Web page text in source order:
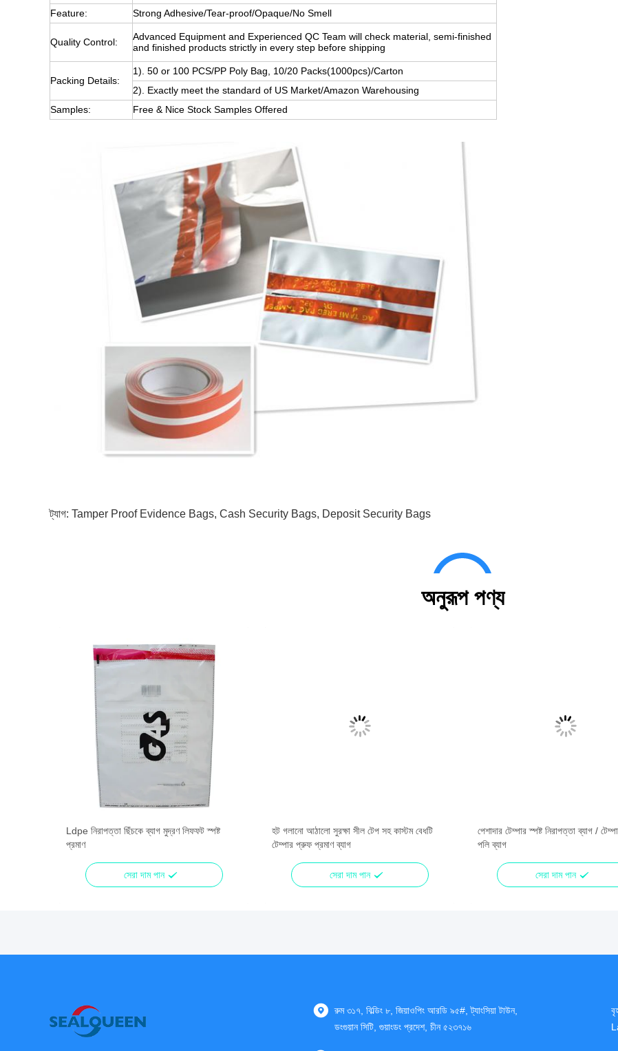
Feature:
Strong Adhesive/Tear-proof/Opaque/No Smell
Quality Control:
Advanced Equipment and Experienced QC Team will check material, semi-finished
and finished products strictly in every step before shipping
Packing Details:
1). 50 or 100 PCS/PP Poly Bag, 10/20 Packs(1000pcs)/Carton
2). Exactly meet the standard of US Market/Amazon Warehousing
Samples:
Free & Nice Stock Samples Offered
ট্যাগ: Tamper Proof Evidence Bags, Cash Security Bags, Deposit Security Bags
অনুরূপ পণ্য
Ldpe নিরাপত্তা ছিঁচকে ব্যাগ মুদ্রণ লিফফট স্পষ্ট
প্রমাণ
সেরা দাম পান
হট গলানো আঠালো সুরক্ষা সীল টেপ সহ কাস্টম বেধটি
টেম্পার প্রুফ প্রমাণ ব্যাগ
সেরা দাম পান
পেশাদার টেম্পার স্পষ্ট নিরাপত্তা ব্যাগ /
পলি ব্যাগ
সেরা দাম পান
রুম ৩১৭, বিল্ডিং ৮, জিয়াওপিং আরডি ৯৫#, ট্যাংসিয়া টাউন,
ডংগুয়ান সিটি, গুয়াংডং প্রদেশ, চীন ৫২৩৭১৬